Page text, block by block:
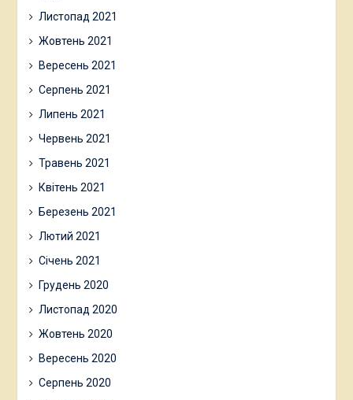
Листопад 2021
Жовтень 2021
Вересень 2021
Серпень 2021
Липень 2021
Червень 2021
Травень 2021
Квітень 2021
Березень 2021
Лютий 2021
Січень 2021
Грудень 2020
Листопад 2020
Жовтень 2020
Вересень 2020
Серпень 2020